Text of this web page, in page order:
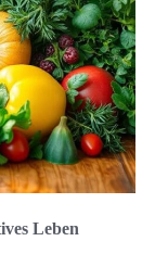
Leben